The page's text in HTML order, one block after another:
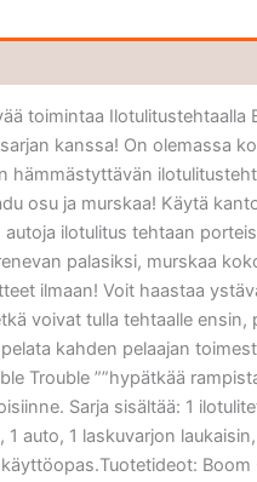
toimintaa Ilotulitustehtaalla
kanssa! On olemassa
hämmästyttävän
osu ja murskaa! Käytä
ilotulitus tehtaan
palasiksi, murskaa
ilmaan! Voit haastaa
voivat tulla tehtaalle ensin,
kahden pelaajan
Trouble ””hypätkää
Sarja sisältää: 1
1 auto, 1 laskuvarjon
Boom